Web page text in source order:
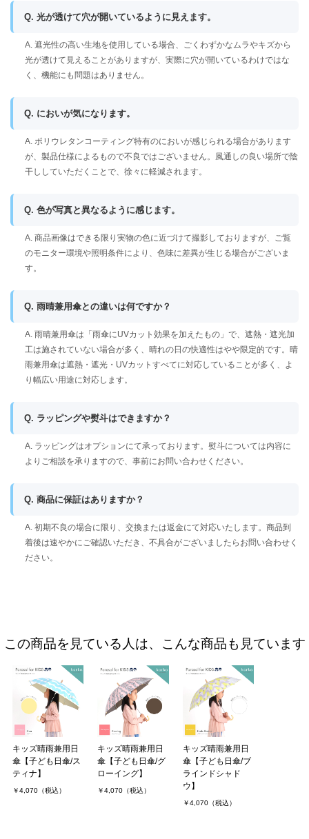
Q. 光が透けて穴が開いているように見えます。
A. 遮光性の高い生地を使用している場合、ごくわずかなムラやキズから
光が透けて見えることがありますが、実際に穴が開いているわけではな
く、機能にも問題はありません。
Q. においが気になります。
A. ポリウレタンコーティング特有のにおいが感じられる場合があります
が、製品仕様によるもので不良ではございません。風通しの良い場所で陰
干ししていただくことで、徐々に軽減されます。
Q. 色が写真と異なるように感じます。
A. 商品画像はできる限り実物の色に近づけて撮影しておりますが、ご覧
のモニター環境や照明条件により、色味に差異が生じる場合がございま
す。
Q. 雨晴兼用傘との違いは何ですか？
A. 雨晴兼用傘は「雨傘にUVカット効果を加えたもの」で、遮熱・遮光加
工は施されていない場合が多く、晴れの日の快適性はやや限定的です。晴
雨兼用傘は遮熱・遮光・UVカットすべてに対応していることが多く、よ
り幅広い用途に対応します。
Q. ラッピングや熨斗はできますか？
A. ラッピングはオプションにて承っております。熨斗については内容に
よりご相談を承りますので、事前にお問い合わせください。
Q. 商品に保証はありますか？
A. 初期不良の場合に限り、交換または返金にて対応いたします。商品到
着後は速やかにご確認いただき、不具合がございましたらお問い合わせく
ださい。
この商品を見ている人は、こんな商品も見ています
キッズ晴雨兼用日
傘【子ども日傘/ス
ティナ】
￥4,070（税込）
キッズ晴雨兼用日
傘【子ども日傘/グ
ローイング】
￥4,070（税込）
キッズ晴雨兼用日
傘【子ども日傘/ブ
ラインドシャド
ウ】
￥4,070（税込）